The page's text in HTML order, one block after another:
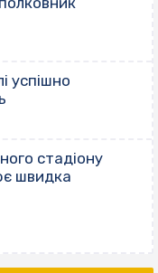
успішно
стадіону
швидка